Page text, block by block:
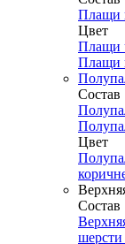
Плащи
Цвет
Плащи
Плащи
Состав
Цвет
Состав
шерсти